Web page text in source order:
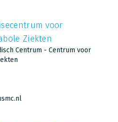
voor
Ziekten
Centrum - Centrum voor